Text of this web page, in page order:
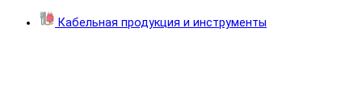
Кабельная продукция и инструменты